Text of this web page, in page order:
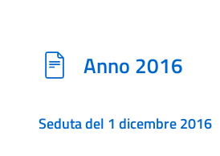
Anno 2016
Seduta del 1 dicembre 2016